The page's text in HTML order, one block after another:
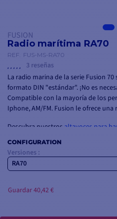
FUSION
Radio marítima RA70
REF. FUS-MS-RA70
3 reseñas
La radio marina de la serie Fusion
formato DIN "estándar". ¡No es
Compatible con la mayoría de los
Iphone, AM/FM. Fusion le ofrece
Descubra nuestros altavoces para
complementario
CONFIGURATION
Versiones :
RA70
Guardar 40,42 €